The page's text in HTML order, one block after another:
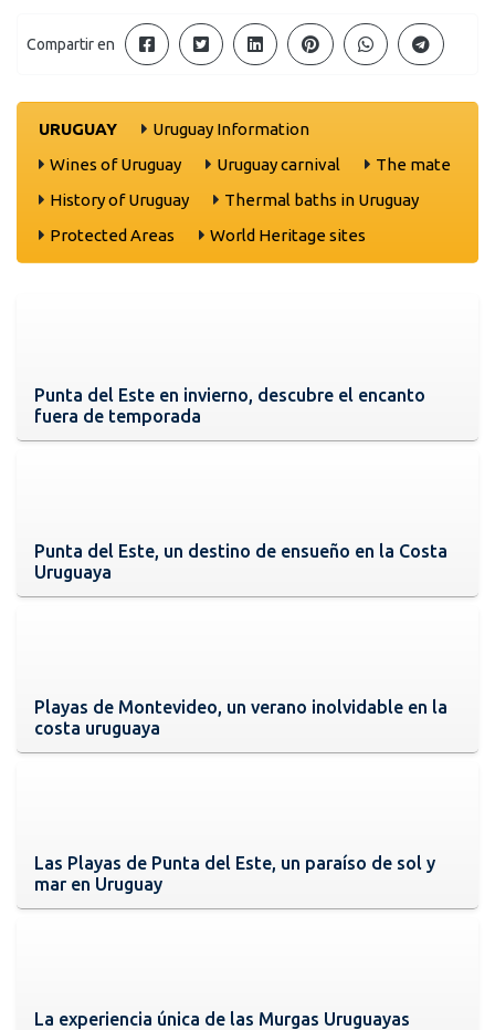
Compartir en
URUGUAY
Uruguay Information
Wines of Uruguay
Uruguay carnival
The mate
History of Uruguay
Thermal baths in Uruguay
Protected Areas
World Heritage sites
Punta del Este en invierno, descubre el encanto
fuera de temporada
Punta del Este, un destino de ensueño en la Costa
Uruguaya
Playas de Montevideo, un verano inolvidable en la
costa uruguaya
Las Playas de Punta del Este, un paraíso de sol y
mar en Uruguay
La experiencia única de las Murgas Uruguayas